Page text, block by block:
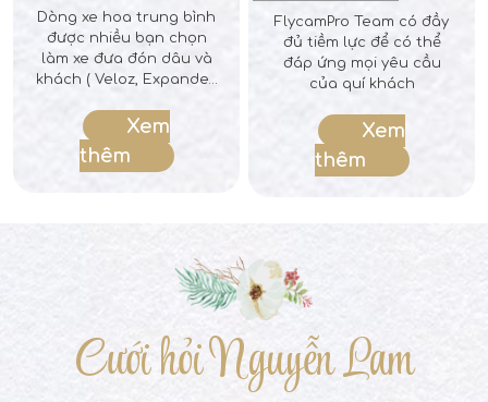
Dòng xe hoa trung bình
được nhiều bạn chọn
làm xe đưa đón dâu và
khách ( Veloz, Expander,
rộng rãi thoải mái đánh
bay cảm giác say xe của
hệ để được giá tốt nhất
Xem
thêm
FlycamPro Team có đầy
đủ tiềm lực để có thể
đáp ứng mọi yêu cầu
của quí khách
Xem
thêm
Cưới hỏi Nguyễn Lam